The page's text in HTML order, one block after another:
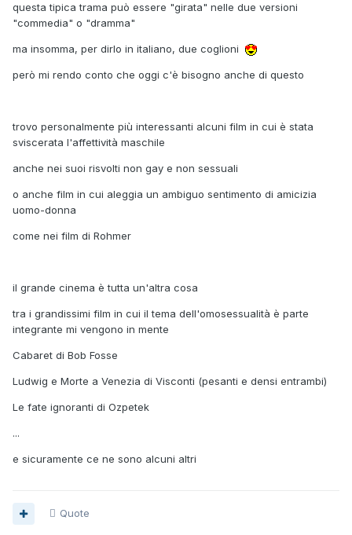
questa tipica trama può essere "girata" nelle due versioni
"commedia" o "dramma"
ma insomma, per dirlo in italiano, due coglioni
però mi rendo conto che oggi c'è bisogno anche di questo
trovo personalmente più interessanti alcuni film in cui è stata
sviscerata l'affettività maschile
anche nei suoi risvolti non gay e non sessuali
o anche film in cui aleggia un ambiguo sentimento di amicizia
uomo-donna
come nei film di Rohmer
il grande cinema è tutta un'altra cosa
tra i grandissimi film in cui il tema dell'omosessualità è parte
integrante mi vengono in mente
Cabaret di Bob Fosse
Ludwig e Morte a Venezia di Visconti (pesanti e densi entrambi)
Le fate ignoranti di Ozpetek
...
e sicuramente ce ne sono alcuni altri
Quote